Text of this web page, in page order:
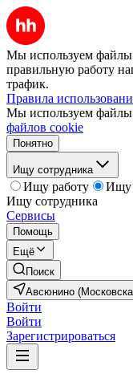
Мы используем файлы
правильную работу
трафик.
Правила
Мы используем файлы
файлов cookie
Понятно
Ищу сотрудника
Ищу работу
Ищу
Ищу сотрудника
Сервисы
Помощь
Ещё
Поиск
Авсюнино
Войти
Войти
Зарегистрироваться